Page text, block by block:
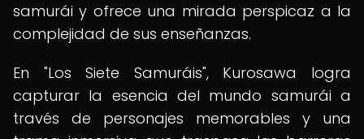
samurái y ofrece una mirada perspicaz a la
complejidad de sus enseñanzas.
En "Los Siete Samuráis", Kurosawa logra
capturar la esencia del mundo samurái a
través de personajes memorables y una